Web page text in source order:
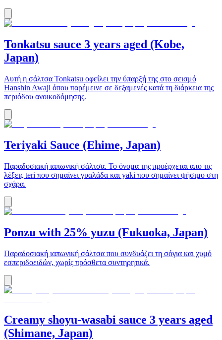
Tonkatsu sauce 3 years aged (Kobe,
Japan)
Αυτή η σάλτσα Tonkatsu οφείλει την ύπαρξή της στο σεισμό
Hanshin Awaji όπου παρέμεινε σε δεξαμενές κατά τη διάρκεια της
περιόδου ανοικοδόμησης.
Teriyaki Sauce (Ehime, Japan)
Παραδοσιακή ιαπωνική σάλτσα. Το όνομα της προέρχεται απο τις
λέξεις teri που σημαίνει γυαλάδα και yaki που σημαίνει ψήσιμο στη
σχάρα.
Ponzu with 25% yuzu (Fukuoka, Japan)
Παραδοσιακή ιαπωνική σάλτσα που συνδυάζει τη σόγια και χυμό
εσπεριδοειδών, χωρίς πρόσθετα συντηρητικά.
Creamy shoyu-wasabi sauce 3 years aged
(Shimane, Japan)